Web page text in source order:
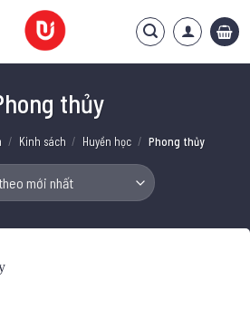
thủy
/ Kinh sách / Huyền học / Phong thủy